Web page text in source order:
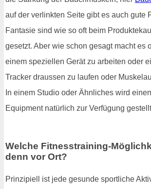
auf der verlinkten Seite gibt es auch gute
Fantasie sind wie so oft beim
gesetzt. Aber wie schon gesagt macht es
einem speziellen Gerät zu arbeiten oder
Tracker draussen zu laufen oder
In einem Studio oder Ähnliches wird
Equipment natürlich zur Verfügung
Welche Fitnesstraining-
denn vor Ort?
Prinzipiell ist jede gesunde sportliche